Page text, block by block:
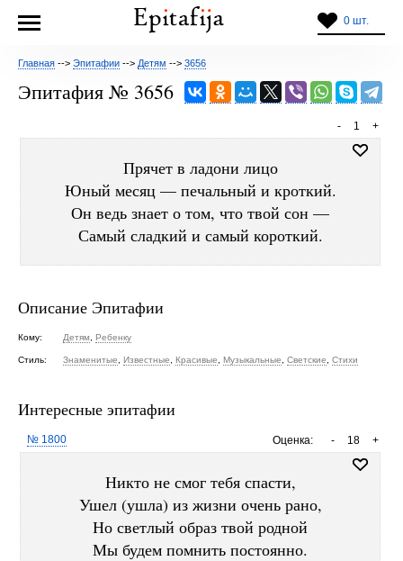
0 шт.
Главная --> Эпитафии --> Детям --> 3656
Эпитафия № 3656
+
1
-
Прячет в ладони лицо
Юный месяц — печальный и кроткий.
Он ведь знает о том, что твой сон —
Самый сладкий и самый короткий.
Описание Эпитафии
Кому: Детям Ребенку
Стиль: Знаменитые Известные Красивые Музыкальные Светские Стихи
Интересные эпитафии
Оценка: +
18
-
№ 1800
Никто не смог тебя спасти,
Ушел (ушла) из жизни очень рано,
Но светлый образ твой родной
Мы будем помнить постоянно.